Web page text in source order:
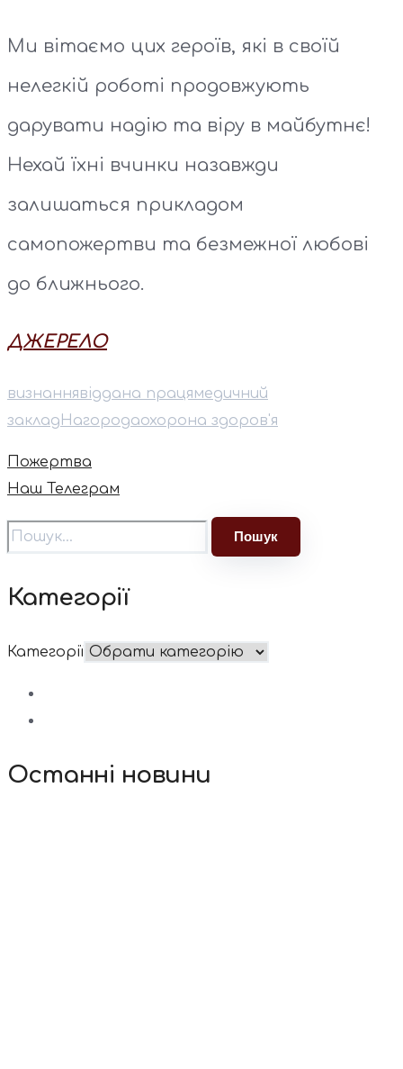
Ми вітаємо цих героїв, які в своїй
нелегкій роботі продовжують
дарувати надію та віру в майбутнє!
Нехай їхні вчинки назавжди
залишаться прикладом
самопожертви та безмежної любові
до ближнього.
ДЖЕРЕЛО
визнаннявіддана працямедичний
заклад Нагородаохорона здоров'я
Пожертва
Наш Телеграм
Категорії
Категорії
Останні новини